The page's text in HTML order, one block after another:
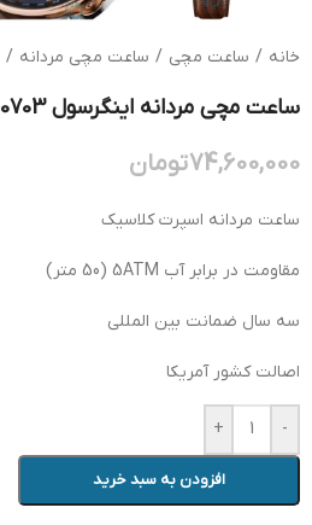
خانه / ساعت مچی / ساعت مچی مردانه /
ساعت مچی مردانه اینگرسول INGERSOLL I00703
74,600,000تومان
ساعت مردانه اسپرت کلاسیک
مقاومت در برابر آب 5ATM (50 متر)
سه سال ضمانت بین المللی
اصالت کشور آمریکا
-
+
افزودن به سبد خرید